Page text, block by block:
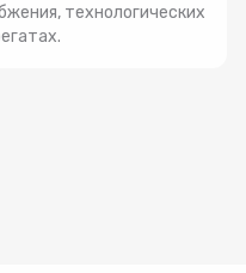
скважины
технологических